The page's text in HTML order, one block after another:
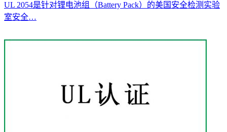
UL 2054是针对锂电池组（Battery Pack）的美国安全检测实验
室安全…